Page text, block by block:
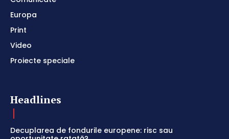
Europa
Print
Video
Proiecte speciale
Headlines
Decuplarea de fondurile europene: risc sau